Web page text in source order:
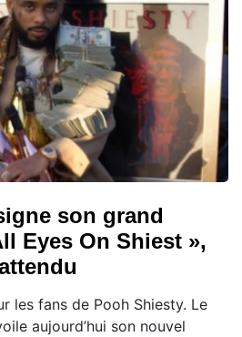
son grand
Eyes On Shiest »,
les fans de Pooh Shiesty. Le
aujourd’hui son nouvel